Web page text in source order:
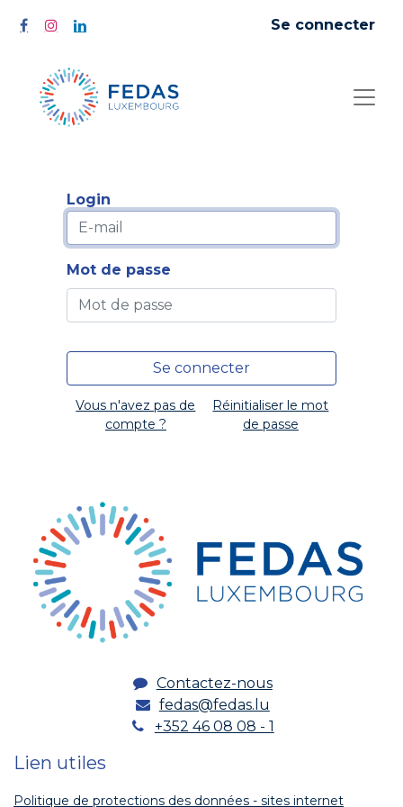
Se connecter
Login
Mot de passe
Se connecter
Vous n'avez pas de
compte ?
Réinitialiser le mot
de passe
Contactez-nous
fedas@fedas.lu
+352 46 08 08 - 1
Lien utiles
Politique de protections des données - sites internet